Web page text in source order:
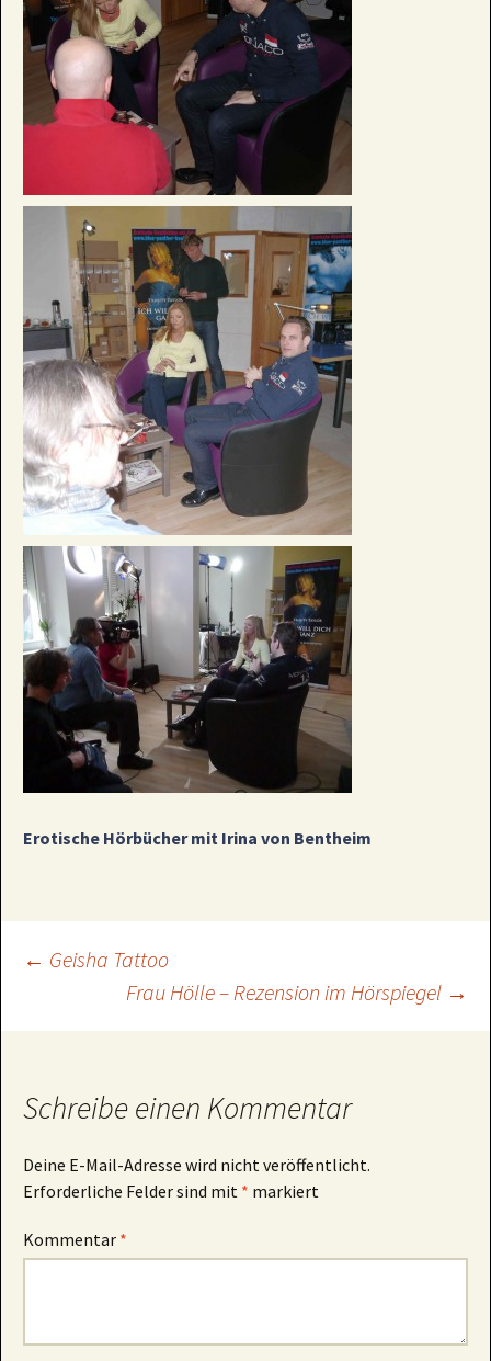
Erotische Hörbücher mit Irina von Bentheim
Beitragsnavigation
← Geisha Tattoo
Frau Hölle – Rezension im Hörspiegel →
Schreibe einen Kommentar
Deine E-Mail-Adresse wird nicht veröffentlicht.
Erforderliche Felder sind mit * markiert
Kommentar *